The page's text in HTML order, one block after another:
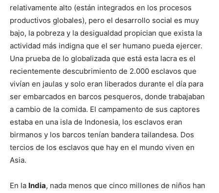
relativamente alto (están integrados en los procesos
productivos globales), pero el desarrollo social es muy
bajo, la pobreza y la desigualdad propician que exista la
actividad más indigna que el ser humano pueda ejercer.
Una prueba de lo globalizada que está esta lacra es el
recientemente descubrimiento de 2.000 esclavos que
vivían en jaulas y solo eran liberados durante el día para
ser embarcados en barcos pesqueros, donde trabajaban
a cambio de la comida. El campamento de sus captores
estaba en una isla de Indonesia, los esclavos eran
birmanos y los barcos tenían bandera tailandesa. Dos
tercios de los esclavos que hay en el mundo viven en
Asia.
En la India, nada menos que cinco millones de niños han